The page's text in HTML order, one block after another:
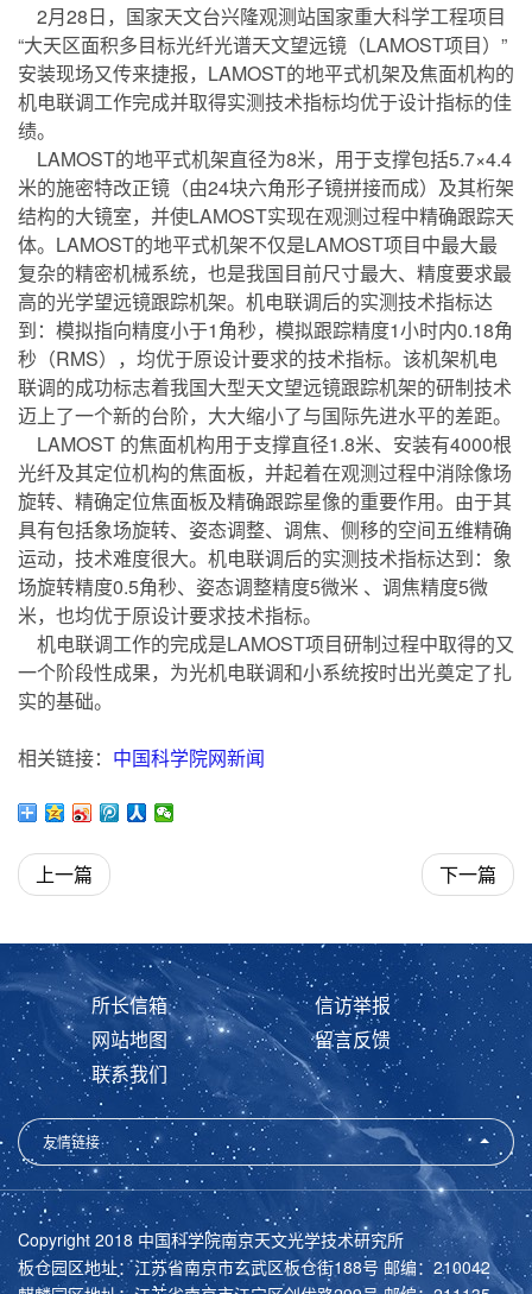
2月28日，国家天文台兴隆观测站国家重大科学工程项目
“大天区面积多目标光纤光谱天文望远镜（LAMOST项目）”
安装现场又传来捷报，LAMOST的地平式机架及焦面机构的
机电联调工作完成并取得实测技术指标均优于设计指标的佳
绩。
LAMOST的地平式机架直径为8米，用于支撑包括5.7×4.4
米的施密特改正镜（由24块六角形子镜拼接而成）及其桁架
结构的大镜室，并使LAMOST实现在观测过程中精确跟踪天
体。LAMOST的地平式机架不仅是LAMOST项目中最大最
复杂的精密机械系统，也是我国目前尺寸最大、精度要求最
高的光学望远镜跟踪机架。机电联调后的实测技术指标达
到：模拟指向精度小于1角秒，模拟跟踪精度1小时内0.18角
秒（RMS），均优于原设计要求的技术指标。该机架机电
联调的成功标志着我国大型天文望远镜跟踪机架的研制技术
迈上了一个新的台阶，大大缩小了与国际先进水平的差距。
LAMOST 的焦面机构用于支撑直径1.8米、安装有4000根
光纤及其定位机构的焦面板，并起着在观测过程中消除像场
旋转、精确定位焦面板及精确跟踪星像的重要作用。由于其
具有包括象场旋转、姿态调整、调焦、侧移的空间五维精确
运动，技术难度很大。机电联调后的实测技术指标达到：象
场旋转精度0.5角秒、姿态调整精度5微米 、调焦精度5微
米，也均优于原设计要求技术指标。
机电联调工作的完成是LAMOST项目研制过程中取得的又
一个阶段性成果，为光机电联调和小系统按时出光奠定了扎
实的基础。
相关链接： 中国科学院网新闻
上一篇 下一篇
所长信箱
信访举报
网站地图
留言反馈
联系我们
友情链接
Copyright 2018 中国科学院南京天文光学技术研究所
板仓园区地址：江苏省南京市玄武区板仓街188号 邮编：210042